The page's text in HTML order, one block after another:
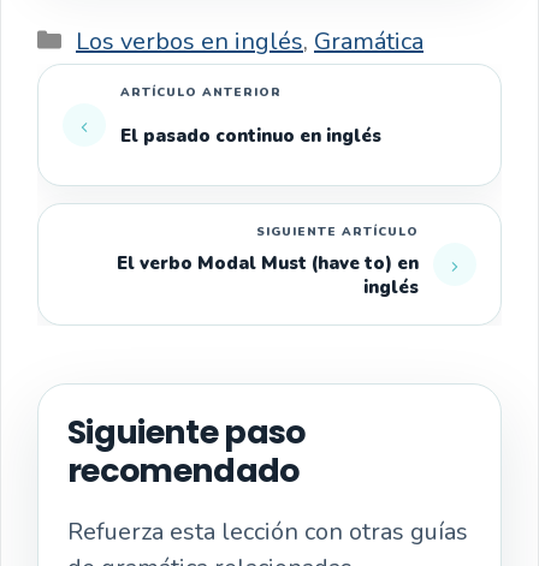
Categorías
Los verbos en inglés, Gramática
El pasado continuo en inglés
El verbo Modal Must (have to) en
inglés
Siguiente paso
recomendado
Refuerza esta lección con otras guías